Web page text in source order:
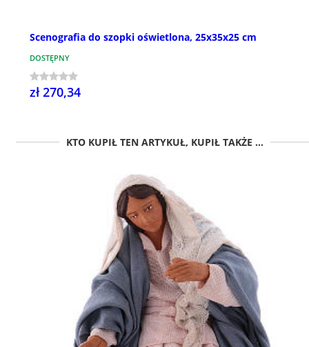
Scenografia do szopki oświetlona, 25x35x25 cm
DOSTĘPNY
zł 270,34
KTO KUPIŁ TEN ARTYKUŁ, KUPIŁ TAKŻE ...